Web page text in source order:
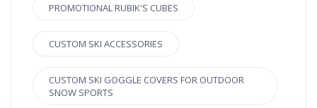
PROMOTIONAL RUBIK'S CUBES
CUSTOM SKI ACCESSORIES
CUSTOM SKI GOGGLE COVERS FOR OUTDOOR
SNOW SPORTS